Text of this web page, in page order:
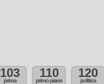
103
prima
110
primo piano
120
politica